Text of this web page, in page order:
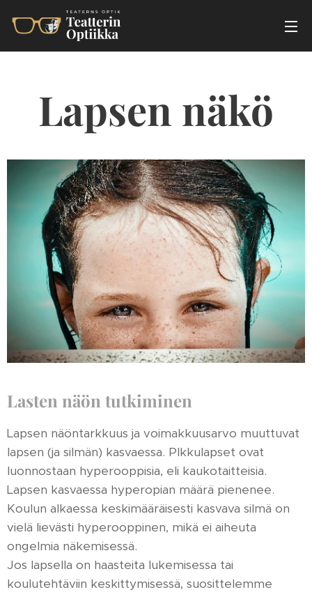
Lapsen näkö
Lasten näön tutkiminen
Lapsen näöntarkkuus ja voimakkuusarvo muuttuvat
lapsen (ja silmän) kasvaessa. PIkkulapset ovat
luonnostaan hyperooppisia, eli kaukotaitteisia.
Lapsen kasvaessa hyperopian määrä pienenee.
Koulun alkaessa keskimääräisesti kasvava silmä on
vielä lievästi hyperooppinen, mikä ei aiheuta
ongelmia näkemisessä.
Jos lapsella on haasteita lukemisessa tai
koulutehtäviin keskittymisessä, suosittelemme